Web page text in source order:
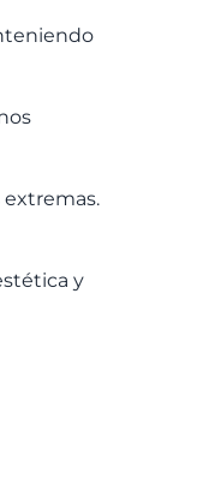
ética y